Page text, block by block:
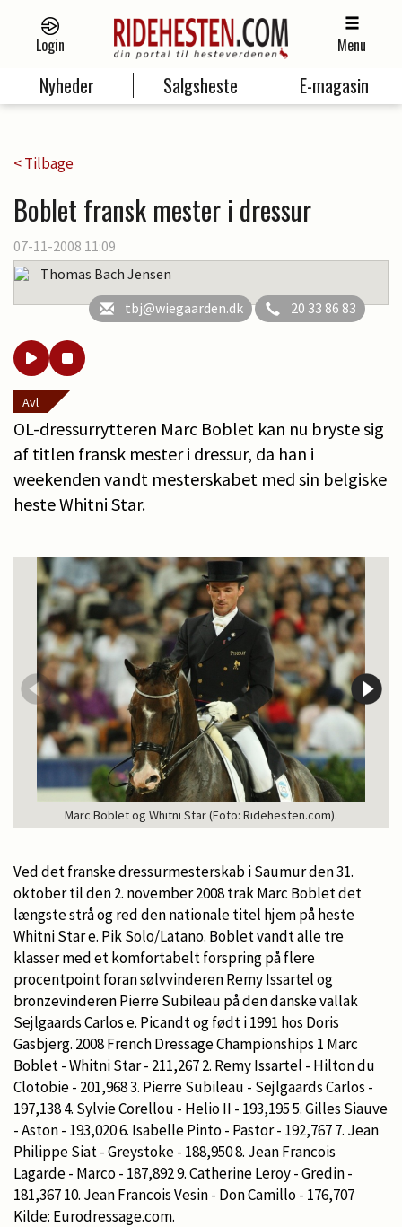
Login Menu
Nyheder Salgsheste E-magasin
< Tilbage
Boblet fransk mester i dressur
07-11-2008 11:09
Thomas Bach Jensen
tbj@wiegaarden.dk
20 33 86 83
Avl
OL-dressurrytteren Marc Boblet kan nu bryste sig
af titlen fransk mester i dressur, da han i
weekenden vandt mesterskabet med sin belgiske
heste Whitni Star.
Marc Boblet og Whitni Star (Foto: Ridehesten.com).
Ved det franske dressurmesterskab i Saumur den 31.
oktober til den 2. november 2008 trak Marc Boblet det
længste strå og red den nationale titel hjem på heste
Whitni Star e. Pik Solo/Latano. Boblet vandt alle tre
klasser med et komfortabelt forspring på flere
procentpoint foran sølvvinderen Remy Issartel og
bronzevinderen Pierre Subileau på den danske vallak
Sejlgaards Carlos e. Picandt og født i 1991 hos Doris
Gasbjerg. 2008 French Dressage Championships 1 Marc
Boblet - Whitni Star - 211,267 2. Remy Issartel - Hilton du
Clotobie - 201,968 3. Pierre Subileau - Sejlgaards Carlos -
197,138 4. Sylvie Corellou - Helio II - 193,195 5. Gilles Siauve
- Aston - 193,020 6. Isabelle Pinto - Pastor - 192,767 7. Jean
Philippe Siat - Greystoke - 188,950 8. Jean Francois
Lagarde - Marco - 187,892 9. Catherine Leroy - Gredin -
181,367 10. Jean Francois Vesin - Don Camillo - 176,707
Kilde: Eurodressage.com.